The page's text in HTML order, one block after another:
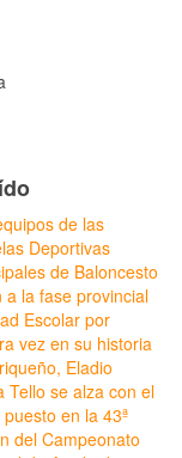
de las
Deportivas
de Baloncesto
a la fase provincial
Escolar por
vez en su historia
Eladio
Tello se alza con el
en la 43ª
del Campeonato